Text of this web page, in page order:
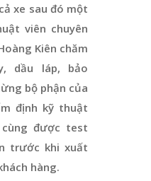
xe sau đó một
viên chuyên
Kiên chăm
dầu láp, bảo
bộ phận của
định kỹ thuật
được test
trước khi xuất
hàng.